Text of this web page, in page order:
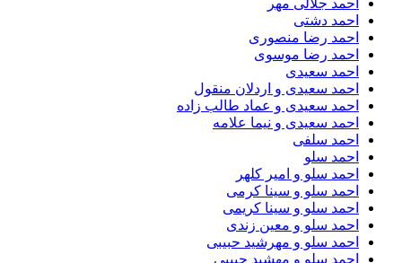
احمد جلالی مهر
احمد دشتی
احمد رضا منصوری
احمد رضا موسوی
احمد سعیدی
احمد سعیدی و اردلان منقول
احمد سعیدی و عماد طالب زاده
احمد سعیدی و نیما علامه
احمد سلفی
احمد سلو
احمد سلو و امیر کلهر
احمد سلو و سینا کرمی
احمد سلو و سینا کریمی
احمد سلو و معین زندی
احمد سلو و مهرشید حبیبی
احمد سلو و مهشید حبیبی